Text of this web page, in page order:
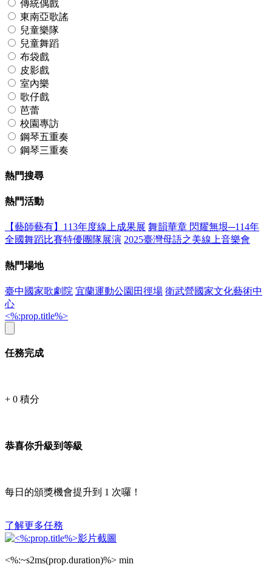
傳統偶戲
東南亞歌謠
兒童樂隊
兒童舞蹈
布袋戲
皮影戲
室內樂
歌仔戲
芭蕾
校園專訪
鋼琴五重奏
鋼琴三重奏
熱門搜尋
熱門活動
【藝師藝有】113年度線上成果展 舞韻華章 閃耀無垠─114年
全國舞蹈比賽特優團隊展演 2025臺灣母語之美線上音樂會
熱門場地
臺中國家歌劇院 宜蘭運動公園田徑場 衛武營國家文化藝術中
心
<%:prop.title%>
任務完成
+ 0 積分
恭喜你升級到等級
每日的頒獎機會提升到 1 次囉！
了解更多任務
<%:~s2ms(prop.duration)%> min